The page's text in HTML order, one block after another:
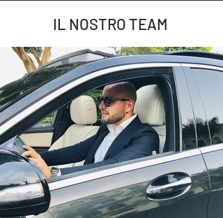
IL NOSTRO TEAM